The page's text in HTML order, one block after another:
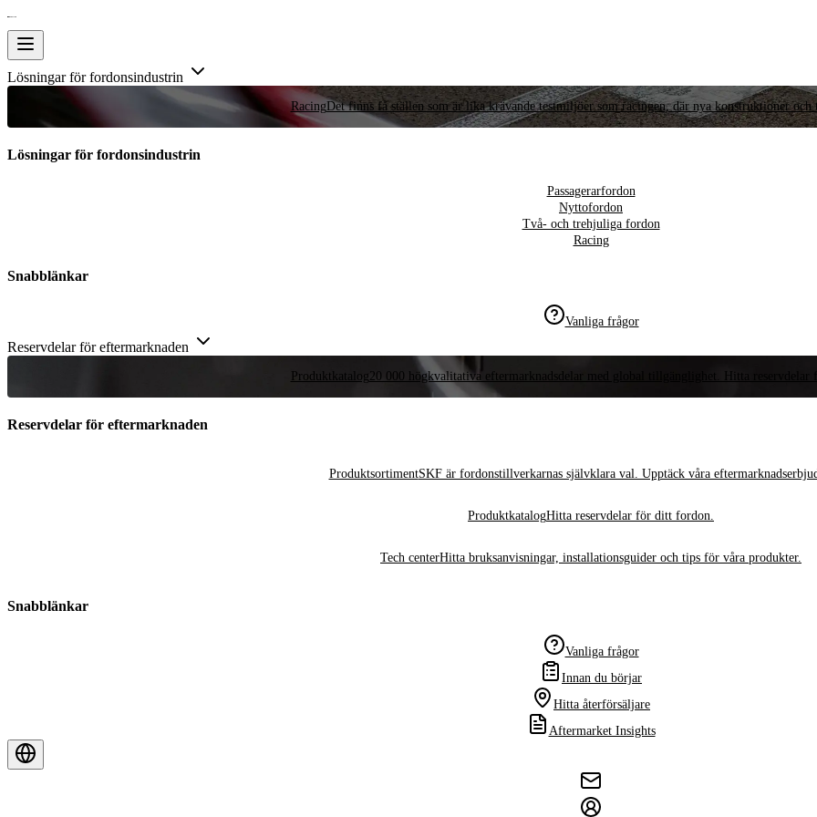
Lösningar för fordonsindustrin
RacingDet finns få ställen som är lika krävande testmiljöer som racingen, där nya konstruktioner och
Lösningar för fordonsindustrin
Passagerarfordon
Nyttofordon
Två- och trehjuliga fordon
Racing
Snabblänkar
Vanliga frågor
Reservdelar för eftermarknaden
Produktkatalog20 000 högkvalitativa eftermarknadsdelar med global tillgänglighet. Hitta reservdelar
Reservdelar för eftermarknaden
ProduktsortimentSKF är fordonstillverkarnas självklara val. Upptäck våra
ProduktkatalogHitta reservdelar för ditt fordon.
Tech centerHitta bruksanvisningar, installationsguider och tips för våra produkter.
Snabblänkar
Vanliga frågor
Innan du börjar
Hitta återförsäljare
Aftermarket Insights